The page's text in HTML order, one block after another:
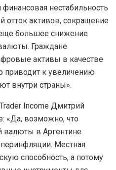
нестабильность
отток активов, сокращение
большее снижение
Граждане
активы в качестве
приводит к увеличению
внутри страны».
Income Дмитрий
«Да, возможно, что
валюты в Аргентине
Местная
способность, а потому